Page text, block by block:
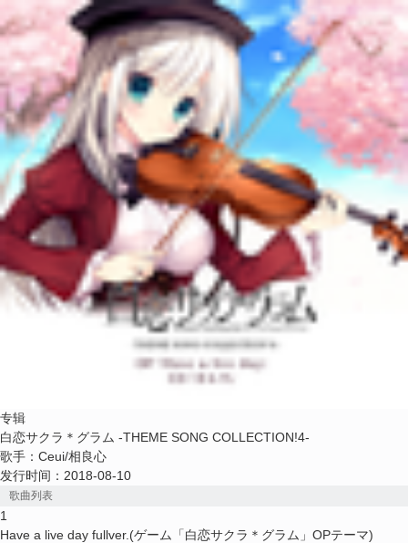
专辑
白恋サクラ＊グラム -THEME SONG COLLECTION!4-
歌手： Ceui/相良心
发行时间： 2018-08-10
歌曲列表
1
Have a live day fullver. (ゲーム「白恋サクラ＊グラム」OPテーマ)